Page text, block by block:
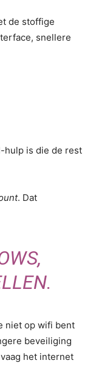
de stoffige
snellere
hulp is die de rest
. Dat
niet op wifi bent
beveiliging
het internet